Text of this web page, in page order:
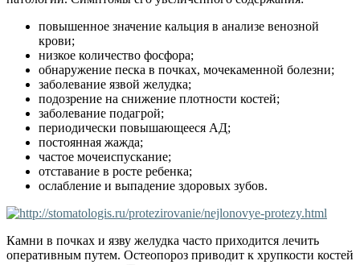
повышенное значение кальция в анализе венозной
крови;
низкое количество фосфора;
обнаружение песка в почках, мочекаменной болезни;
заболевание язвой желудка;
подозрение на снижение плотности костей;
заболевание подагрой;
периодически повышающееся АД;
постоянная жажда;
частое мочеиспускание;
отставание в росте ребенка;
ослабление и выпадение здоровых зубов.
Камни в почках и язву желудка часто приходится лечить
оперативным путем. Остеопороз приводит к хрупкости костей